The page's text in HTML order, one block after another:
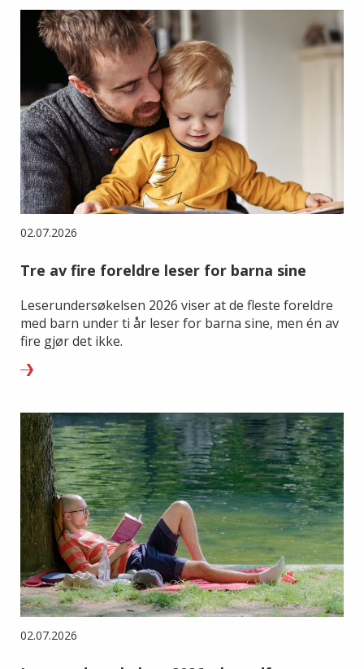
02.07.2026
Tre av fire foreldre leser for barna sine
Leserundersøkelsen 2026 viser at de fleste foreldre
med barn under ti år leser for barna sine, men én av
fire gjør det ikke.
02.07.2026